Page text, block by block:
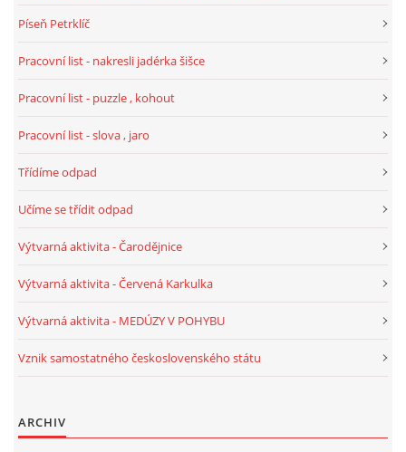
HALLOWEEN
SVATÝ MARTIN
SVATÁ BARBORA 4.12.
MASOPUST
Píseň Petrklíč
Pracovní list - nakresli jadérka šišce
Pracovní list - puzzle , kohout
Pracovní list - slova , jaro
Třídíme odpad
Učíme se třídit odpad
Výtvarná aktivita - Čarodějnice
Výtvarná aktivita - Červená Karkulka
Výtvarná aktivita - MEDÚZY V POHYBU
Vznik samostatného československého státu
ARCHIV